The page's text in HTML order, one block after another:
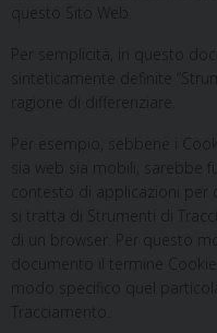
questo Sito Web.
Per semplicità, in questo
sinteticamente definite
ragione di differenziare.
Per esempio, sebbene i
sia web sia mobili, sarebbe
contesto di applicazioni per
si tratta di Strumenti di
di un browser. Per questo
documento il termine
modo specifico quel
Tracciamento.